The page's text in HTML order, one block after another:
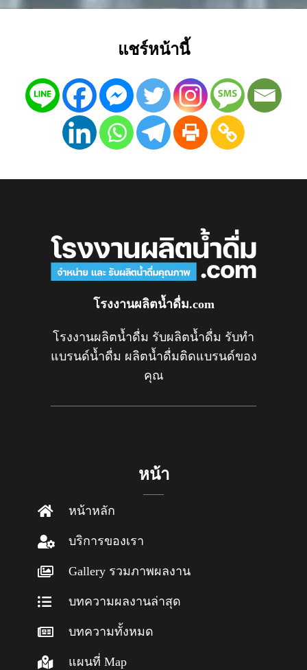
แชร์หน้านี้
โรงงานผลิตน้ำดื่ม.com
โรงงานผลิตน้ำดื่ม รับผลิตน้ำดื่ม รับทำ
แบรนด์น้ำดื่ม ผลิตน้ำดื่มติดแบรนด์ของ
คุณ
หน้า
หน้าหลัก
บริการของเรา
Gallery รวมภาพผลงาน
บทความผลงานล่าสุด
บทความทั้งหมด
แผนที่ Map